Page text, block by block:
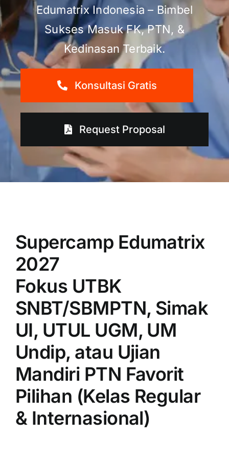
Edumatrix Indonesia – Bimbel
Sukses Masuk FK, PTN, &
Kedinasan Terbaik.
Konsultasi Gratis
Request Proposal
Supercamp Edumatrix
2027
Fokus UTBK
SNBT/SBMPTN, Simak
UI, UTUL UGM, UM
Undip, atau Ujian
Mandiri PTN Favorit
Pilihan (Kelas Regular
& Internasional)